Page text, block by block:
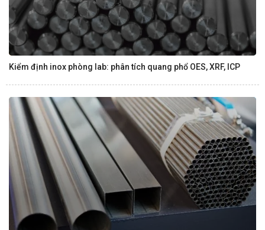
Kiểm định inox phòng lab: phân tích quang phổ OES, XRF, ICP